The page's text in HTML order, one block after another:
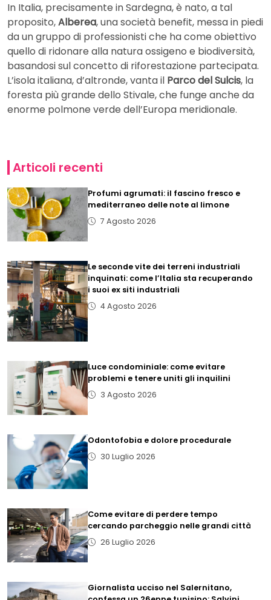
In Italia, precisamente in Sardegna, è nato, a tal
proposito,Alberea, una società benefit, messa in piedi
da un gruppo di professionisti che ha come obiettivo
quello di ridonare alla natura ossigeno e biodiversità,
basandosi sul concetto di riforestazione partecipata.
L’isola italiana, d’altronde, vanta il Parco del Sulcis, la
foresta più grande dello Stivale, che funge anche da
enorme polmone verde dell’Europa meridionale.
Articoli recenti
Profumi agrumati: il fascino fresco e
mediterraneo delle note al limone
7 Agosto 2026
Le seconde vite dei terreni industriali
inquinati: come l’Italia sta recuperando
i suoi ex siti industriali
4 Agosto 2026
Luce condominiale: come evitare
problemi e tenere uniti gli inquilini
3 Agosto 2026
Odontofobia e dolore procedurale
30 Luglio 2026
Come evitare di perdere tempo
cercando parcheggio nelle grandi città
26 Luglio 2026
Giornalista ucciso nel Salernitano,